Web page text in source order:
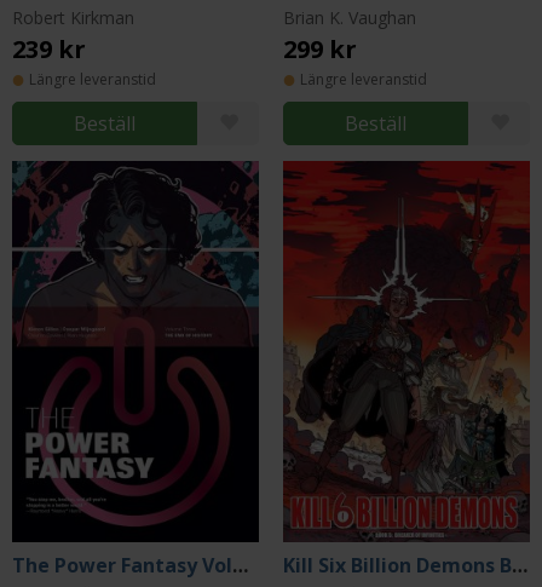
Robert Kirkman
239 kr
Längre leveranstid
Beställ
Brian K. Vaughan
299 kr
Längre leveranstid
Beställ
The Power Fantasy Volume 3 Kill Six Billion Demons Book 5